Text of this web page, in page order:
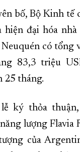
bố, Bộ Kinh tế
hiện đại hóa nhà
có tổng
83,3 triệu
25 tháng.
ký thỏa
lượng Flavia
của